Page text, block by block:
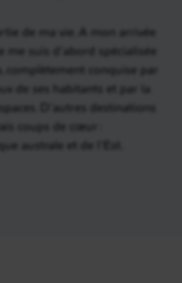
de ma vie. A mon arrivée
me suis d’abord spécialisée
complètement conquise par
de ses habitants et par la
D’autres destinations
coups de cœur :
australe et de l’Est.